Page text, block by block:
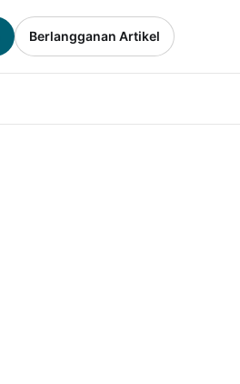
Berlangganan Artikel